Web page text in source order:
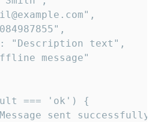
"Description text",
message"
=== 'ok') {
sent